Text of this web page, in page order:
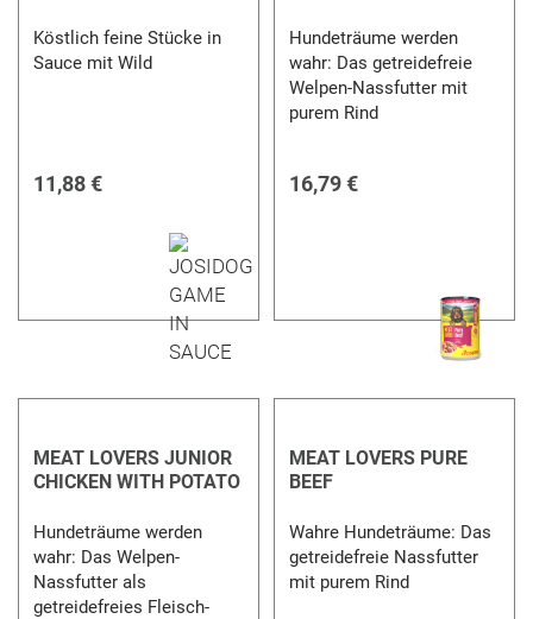
Köstlich feine Stücke in
Sauce mit Wild
11,88 €
Hundeträume werden
wahr: Das getreidefreie
Welpen-Nassfutter mit
purem Rind
16,79 €
MEAT LOVERS JUNIOR
CHICKEN WITH POTATO
Hundeträume werden
wahr: Das Welpen-
Nassfutter als
getreidefreies Fleisch-
MEAT LOVERS PURE
BEEF
Wahre Hundeträume: Das
getreidefreie Nassfutter
mit purem Rind